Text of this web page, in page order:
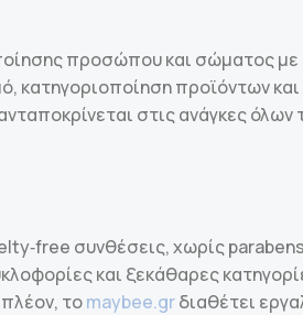
προσώπου και σώματος
προϊόντων
στις ανάγκες
συνθέσεις, χωρίς
και ξεκάθαρες
τοmaybee.grδιαθέτει